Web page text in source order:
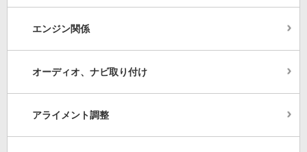
エンジン関係
オーディオ、ナビ取り付け
アライメント調整